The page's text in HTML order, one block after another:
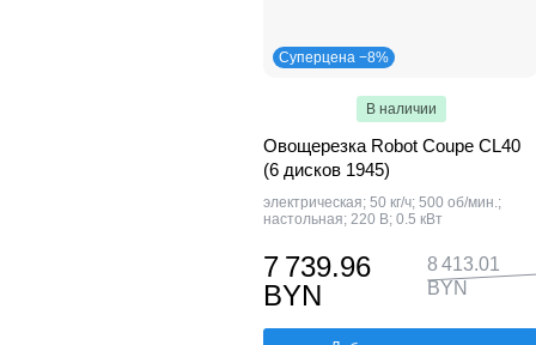
Суперцена −8%
В наличии
Овощерезка Robot Coupe CL40
(6 дисков 1945)
электрическая; 50 кг/ч; 500 об/мин.;
настольная; 220 В; 0.5 кВт
7 739.96
BYN
8 413.01
BYN